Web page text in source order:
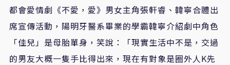
都會愛情劇《不愛，愛》男女主角張軒睿、韓寧合體出
席宣傳活動，陽明牙醫系畢業的學霸韓寧介紹劇中角色
「佳兒」是母胎單身，笑說：「現實生活中不是，交過
的男友大概一隻手比得出來，現在有對象是圈外人K先